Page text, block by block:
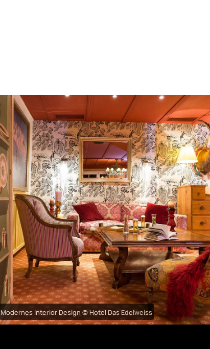
Modernes Interior Design © Hotel Das Edelweiss